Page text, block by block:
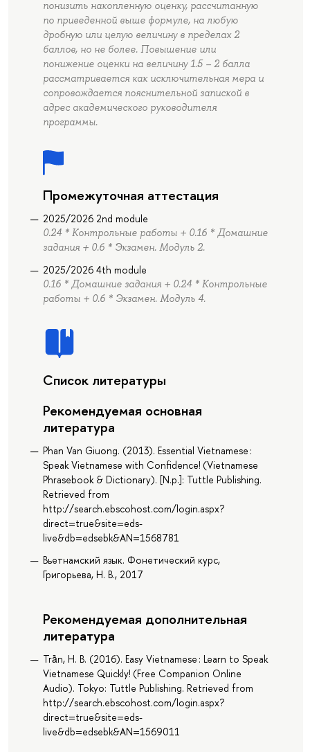
понизить накопленную оценку, рассчитанную
по приведенной выше формуле, на любую
дробную или целую величину в пределах 2
баллов, но не более. Повышение или
понижение оценки на величину 1.5 – 2 балла
рассматривается как исключительная мера и
сопровождается пояснительной запиской в
адрес академического руководителя
программы.
Промежуточная аттестация
2025/2026 2nd module
0.24 * Контрольные работы + 0.16 * Домашние
задания + 0.6 * Экзамен. Модуль 2.
2025/2026 4th module
0.16 * Домашние задания + 0.24 * Контрольные
работы + 0.6 * Экзамен. Модуль 4.
Список литературы
Рекомендуемая основная
литература
Phan Van Giuong. (2013). Essential Vietnamese :
Speak Vietnamese with Confidence! (Vietnamese
Phrasebook & Dictionary). [N.p.]: Tuttle Publishing.
Retrieved from
http://search.ebscohost.com/login.aspx?
direct=true&site=eds-
live&db=edsebk&AN=1568781
Вьетнамский язык. Фонетический курс,
Григорьева, Н. В., 2017
Рекомендуемая дополнительная
литература
Trà̂n, H. B. (2016). Easy Vietnamese : Learn to Speak
Vietnamese Quickly! (Free Companion Online
Audio). Tokyo: Tuttle Publishing. Retrieved from
http://search.ebscohost.com/login.aspx?
direct=true&site=eds-
live&db=edsebk&AN=1569011